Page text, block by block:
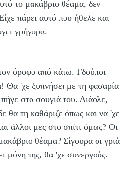
το μακάβριο θέαμα, δεν
πάρει αυτό που ήθελε και
γρήγορα.
όροφο από κάτω. Γδούποι
Θα 'χε ξυπνήσει με τη φασαρία
στο σουγιά του. Διάολε,
θα τη καθάριζε όπως και να 'χε
άλλοι μες στο σπίτι όμως? Οι
θέαμα? Σίγουρα οι γριά
μόνη της, θα 'χε συνεργούς.